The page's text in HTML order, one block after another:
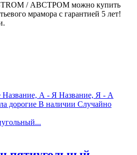
/ АВСТРОМ можно купить
мрамора с гарантией 5 лет!
Название, А - Я Название, Я - А
дорогие В наличии Случайно